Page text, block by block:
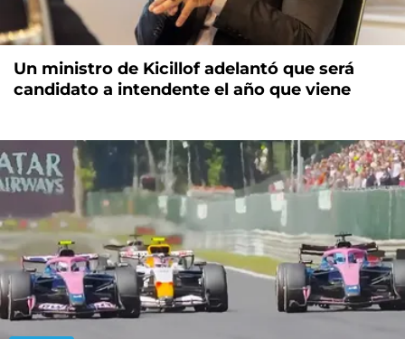
Un ministro de Kicillof adelantó que será
candidato a intendente el año que viene